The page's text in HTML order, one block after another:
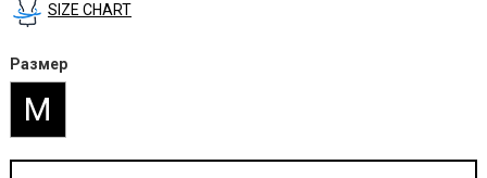
SIZE CHART
Размер
M